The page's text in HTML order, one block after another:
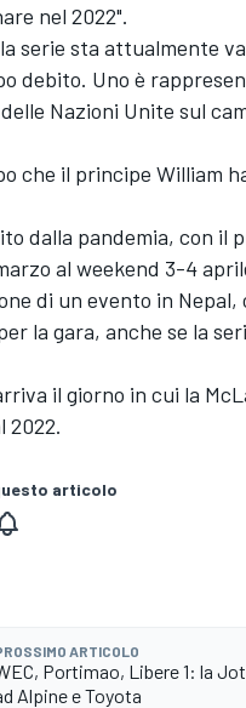
nel 2022".
serie sta attualmente
debito. Uno è
Nazioni Unite sul
che il principe William
dalla pandemia, con il
al weekend 3-4
di un evento in Nepal,
la gara, anche se la
il giorno in cui la
2022.
articolo
ARTICOLO
Portimao, Libere 1: la
Alpine e Toyota